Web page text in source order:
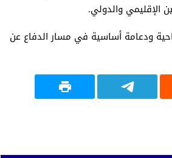
الإقليمي والدولي.
ودعامة أساسية في مسار الدفاع عن